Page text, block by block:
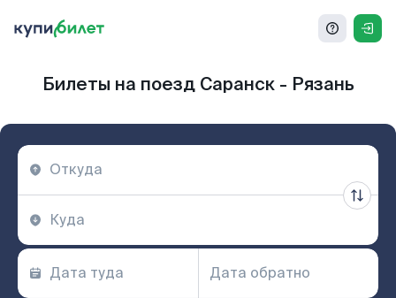
Билеты на поезд Саранск - Рязань